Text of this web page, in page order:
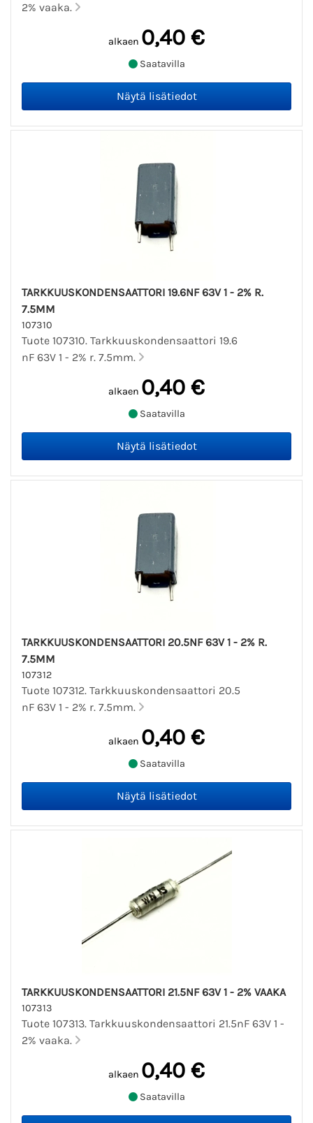
2% vaaka.
alkaen 0,40 €
Saatavilla
TARKKUUSKONDENSAATTORI 19.6NF 63V 1 - 2% R.
7.5MM
107310
Tuote 107310. Tarkkuuskondensaattori 19.6
nF 63V 1 - 2% r. 7.5mm.
alkaen 0,40 €
Saatavilla
TARKKUUSKONDENSAATTORI 20.5NF 63V 1 - 2% R.
7.5MM
107312
Tuote 107312. Tarkkuuskondensaattori 20.5
nF 63V 1 - 2% r. 7.5mm.
alkaen 0,40 €
Saatavilla
TARKKUUSKONDENSAATTORI 21.5NF 63V 1 - 2% VAAKA
107313
Tuote 107313. Tarkkuuskondensaattori 21.5nF 63V 1 -
2% vaaka.
alkaen 0,40 €
Saatavilla